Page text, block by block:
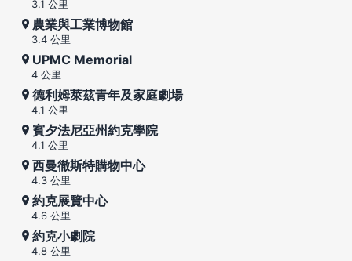
3.1 公里
農業與工業博物館
3.4 公里
UPMC Memorial
4 公里
德利姆萊茲青年及家庭劇場
4.1 公里
賓夕法尼亞州約克學院
4.1 公里
西曼徹斯特購物中心
4.3 公里
約克展覽中心
4.6 公里
約克小劇院
4.8 公里